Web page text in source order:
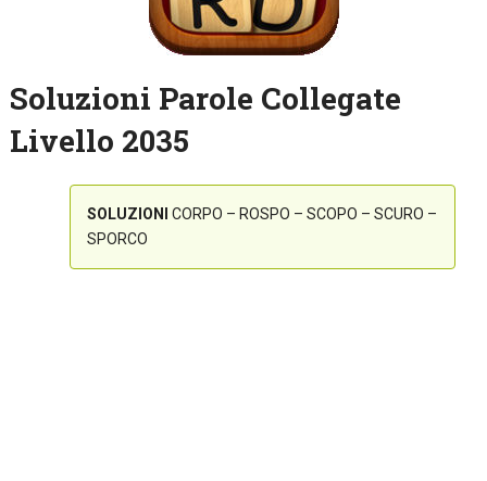
Soluzioni Parole Collegate
Livello 2035
SOLUZIONI
CORPO – ROSPO – SCOPO – SCURO –
SPORCO